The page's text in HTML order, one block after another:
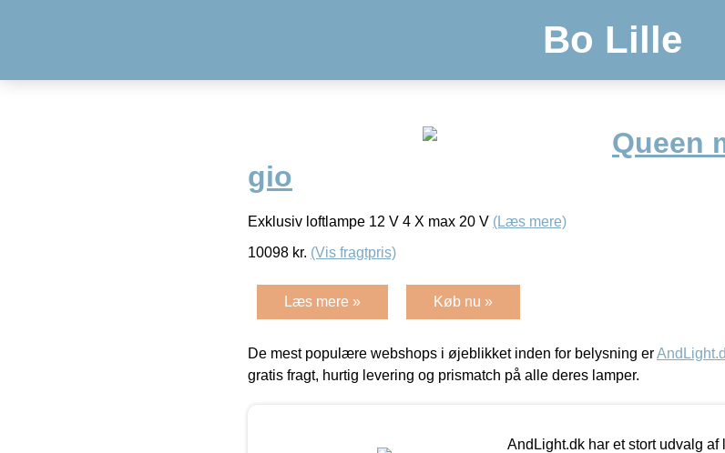
Bo Lille
Queen
gio
Exklusiv loftlampe 12 V 4 X max 20 V (Læs mere)
10098 kr. (Vis fragtpris)
Læs mere » Køb nu »
De mest populære webshops i øjeblikket inden for belysning er
gratis fragt, hurtig levering og prismatch på alle deres lamper.
AndLight.dk har et stort udvalg af